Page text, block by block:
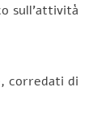
sull’attività
corredati di